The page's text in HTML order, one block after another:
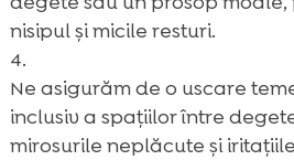
nisipul și micile resturi.
Ne asigurăm de o uscare
inclusiv a spațiilor între
mirosurile neplăcute și